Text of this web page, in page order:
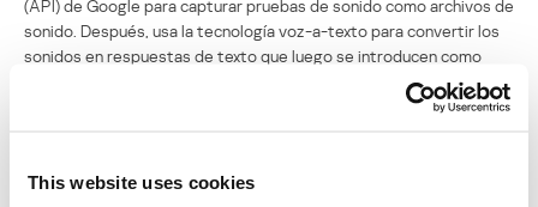
This website uses cookies
(API) de Google para capturar pruebas de sonido como archivos de
sonido. Después, usa la tecnología voz-a-texto para convertir los
sonidos en respuestas de texto que luego se introducen como
soluciones de texto en las pruebas de reconocimiento de voz de
investigadores de seguridad de la Universidad de Columbia